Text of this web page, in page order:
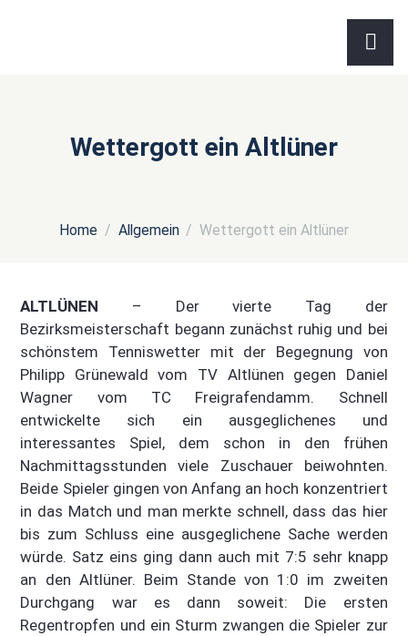
Wettergott ein Altlüner
Home Allgemein Wettergott ein Altlüner
ALTLÜNEN – Der vierte Tag der
Bezirksmeisterschaft begann zunächst ruhig und bei
schönstem Tenniswetter mit der Begegnung von
Philipp Grünewald vom TV Altlünen gegen Daniel
Wagner vom TC Freigrafendamm. Schnell
entwickelte sich ein ausgeglichenes und
interessantes Spiel, dem schon in den frühen
Nachmittagsstunden viele Zuschauer beiwohnten.
Beide Spieler gingen von Anfang an hoch konzentriert
in das Match und man merkte schnell, dass das hier
bis zum Schluss eine ausgeglichene Sache werden
würde. Satz eins ging dann auch mit 7:5 sehr knapp
an den Altlüner. Beim Stande von 1:0 im zweiten
Durchgang war es dann soweit: Die ersten
Regentropfen und ein Sturm zwangen die Spieler zur